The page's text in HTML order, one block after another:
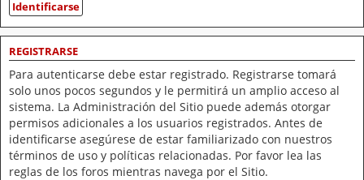
REGISTRARSE
Para autenticarse debe estar registrado. Registrarse tomará
solo unos pocos segundos y le permitirá un amplio acceso al
sistema. La Administración del Sitio puede además otorgar
permisos adicionales a los usuarios registrados. Antes de
identificarse asegúrese de estar familiarizado con nuestros
términos de uso y políticas relacionadas. Por favor lea las
reglas de los foros mientras navega por el Sitio.